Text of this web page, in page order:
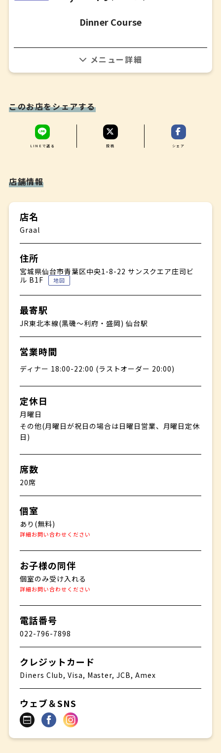
Dinner Course
1人のシェフ、ソムリエが創り上げる最高の空間であなたの
大切な人との時間をプロデュースします。宮城の生命力ある
✤
肉料理
デザート
このお店をシェアする
LINEで送る 投稿 シェア
店舗情報
店名
Graal
住所
宮城県仙台市青葉区中央1-8-22 サンスクエア庄司ビ
ル B1F
地図
最寄駅
JR東北本線(黒磯〜利府・盛岡) 仙台駅
営業時間
ディナー 18:00-22:00 (ラストオーダー 20:00)
定休日
月曜日
その他(月曜日が祝日の場合は日曜日営業、月曜日定休
日)
席数
20席
個室
あり(無料)
詳細お問い合わせください
お子様の同伴
個室のみ受け入れる
詳細お問い合わせください
電話番号
022-796-7898
クレジットカード
Diners Club, Visa, Master, JCB, Amex
ウェブ＆SNS